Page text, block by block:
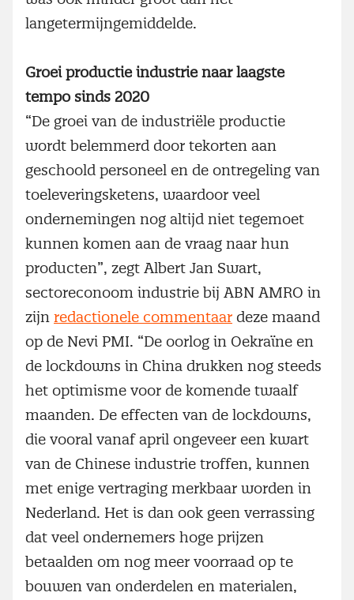
langetermijngemiddelde.
Groei productie industrie naar laagste
tempo sinds 2020
“De groei van de industriële productie
wordt belemmerd door tekorten aan
geschoold personeel en de ontregeling van
toeleveringsketens, waardoor veel
ondernemingen nog altijd niet tegemoet
kunnen komen aan de vraag naar hun
producten”, zegt Albert Jan Swart,
sectoreconoom industrie bij ABN AMRO in
zijn redactionele commentaar deze maand
op de Nevi PMI. “De oorlog in Oekraïne en
de lockdowns in China drukken nog steeds
het optimisme voor de komende twaalf
maanden. De effecten van de lockdowns,
die vooral vanaf april ongeveer een kwart
van de Chinese industrie troffen, kunnen
met enige vertraging merkbaar worden in
Nederland. Het is dan ook geen verrassing
dat veel ondernemers hoge prijzen
betaalden om nog meer voorraad op te
bouwen van onderdelen en materialen,